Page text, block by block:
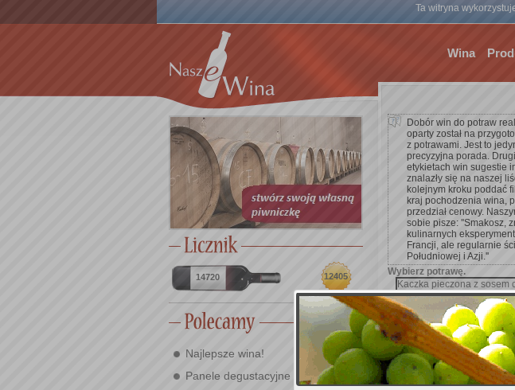
Ta witryna
Wina
14720 12405
Najlepsze wina!
Panele degustacyjne
Dobór win do potraw
oparty został na
z potrawami. Jest to
precyzyjna porada.
etykietach win sugestie
znalazły się na naszej
kolejnym kroku poddać
kraj pochodzenia wina,
przedział cenowy.
sobie pisze: ''Smakosz,
kulinarnych
Francji, ale regularnie
Południowej i Azji.''
Wybierz potrawę.
Zobacz więcej:multimedia
Dodaj kryterium